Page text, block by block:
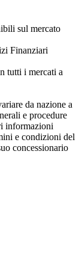
sul mercato
Finanziari
tutti i mercati a
da nazione a
e procedure
informazioni
e condizioni del
concessionario